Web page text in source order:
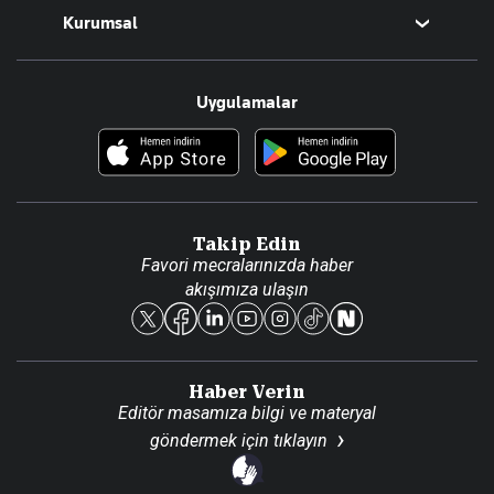
Teknoloji
Resmî Ilanlar
Foto Haber
Kurumsal
Hakkımızda
Künye
Reklam Ver
Uygulamalar
Takip Edin
Favori mecralarınızda haber
akışımıza ulaşın
Haber Verin
Editör masamıza bilgi ve materyal
göndermek için tıklayın